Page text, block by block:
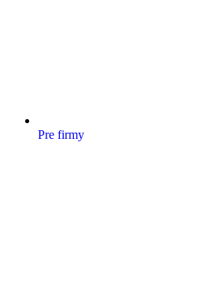
Pre firmy